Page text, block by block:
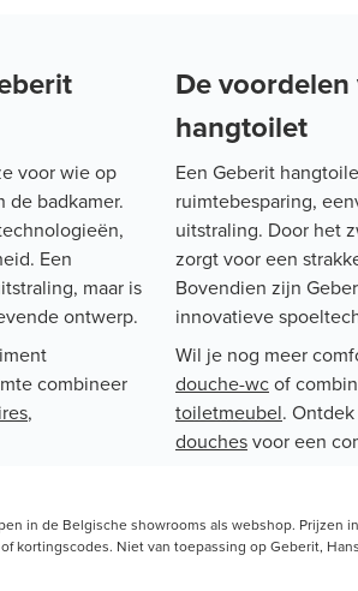
voor wie op
de badkamer.
Een
maar is
ontwerp.
combineer
,
De
hangtoilet
Een Geberit
ruimtebesparing,
uitstraling. Door het
zorgt voor een
Bovendien zijn
innovatieve
Wil je nog meer
douche-wcof
toiletmeubel.
douchesvoor een
in de Belgische showrooms als webshop.
kortingscodes. Niet van toepassing op Geberit,